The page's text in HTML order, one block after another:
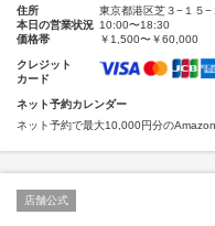
住所
東京都港区芝３−１５−
本日の営業状況 10:00〜18:30
価格帯
￥1,500〜￥60,000
クレジット
カード
ネット予約カレンダー
ネット予約で最大10,000円分の
店舗公式